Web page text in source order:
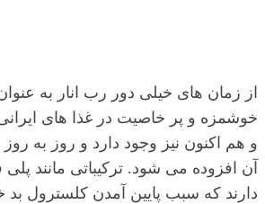
از زمان های خیلی دور رب انار به
خوشمزه و پر خاصیت در غذا های
و هم اکنون نیز وجود دارد و روز به روز
آن افزوده می شود. ترکیباتی مانند
دارند که سبب پایین آمدن کلسترول